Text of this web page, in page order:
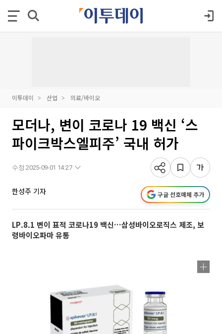
이투데이 산업 의료/바이오
모더나, 변이 코로나 19 백신 ‘스
파이크박스엘피주’ 국내 허가
수정 2025-09-01 14:27
한성주 기자 구글 선호매체 추가
LP.8.1 변이 표적 코로나19 백신…삼성바이오로직스 제조, 보
령바이오파마 유통